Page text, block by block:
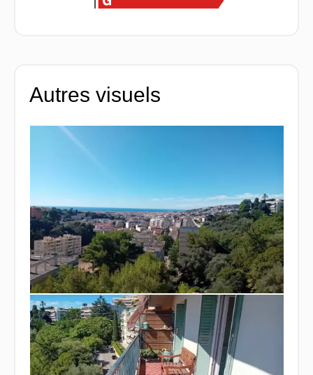
Autres visuels